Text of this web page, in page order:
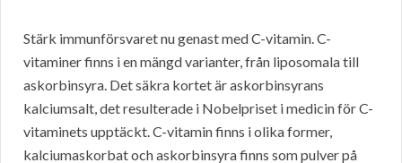
Stärk immunförsvaret nu genast med C-vitamin. C-
vitaminer finns i en mängd varianter, från liposomala till
askorbinsyra. Det säkra kortet är askorbinsyrans
kalciumsalt, det resulterade i Nobelpriset i medicin för C-
vitaminets upptäckt. C-vitamin finns i olika former,
kalciumaskorbat och askorbinsyra finns som pulver på